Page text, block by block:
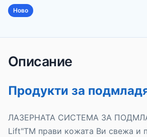
Ново
Описание
Продукти за
ЛАЗЕРНАТА СИСТЕМА ЗА
Lift"TM прави кожата Ви свежа и